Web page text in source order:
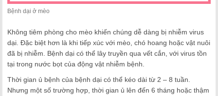
Bệnh dại ở mèo
Không tiêm phòng cho mèo khiến chúng dễ dàng bị nhiễm virus
dại. Đặc biệt hơn là khi tiếp xúc với mèo, chó hoang hoặc vật nuôi
đã bị nhiễm. Bệnh dại có thể lây truyền qua vết cắn, với virus tồn
tại trong nước bọt của động vật nhiễm bệnh.
Thời gian ủ bệnh của bệnh dại có thể kéo dài từ 2 – 8 tuần.
Nhưng một số trường hợp, thời gian ủ lên đến 6 tháng hoặc thậm